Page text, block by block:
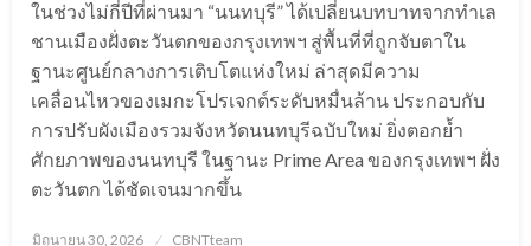
ในช่วงไม่กี่ปีที่ผ่านมา “นนทบุรี” ได้เปลี่ยนบทบาทจากทำเล
ชานเมืองฝั่งตะวันตกของกรุงเทพฯ สู่พื้นที่ที่ถูกจับตาใน
ฐานะศูนย์กลางการเติบโตแห่งใหม่ ล่าสุดมีความ
เคลื่อนไหวของเมกะโปรเจกต์ระดับหมื่นล้าน ประกอบกับ
การปรับผังเมืองรวมจังหวัดนนทบุรีฉบับใหม่ ยิ่งตอกย้ำ
ศักยภาพของนนทบุรี ในฐานะ Prime Area ของกรุงเทพฯ ฝั่ง
ตะวันตก ได้ชัดเจนมากขึ้น
Posted
มิถุนายน 30, 2026 CBNTteam